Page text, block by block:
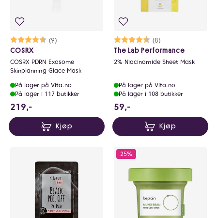
Karakter:
(9)
4.1 av 5 mulige
COSRX
COSRX PDRN Exosome
Skinplanning Glace Mask
På lager på Vita.no
På lager i 117 butikker
219,-
Kjøp
Karakter:
(8)
4.6 av 5 mulige
The Lab Performance
2% Niacinamide Sheet Mask
På lager på Vita.no
På lager i 108 butikker
59,-
Kjøp
25%